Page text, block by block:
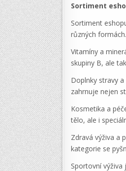
Sortiment
Sortiment
různých
Vitamíny a
skupiny B, ale
Doplnky stravy
zahrnuje nejen
Kosmetika a
tělo, ale i
Zdravá výživa a
kategorie se
Sportovní